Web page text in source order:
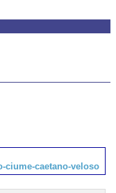
ciume-caetano-veloso